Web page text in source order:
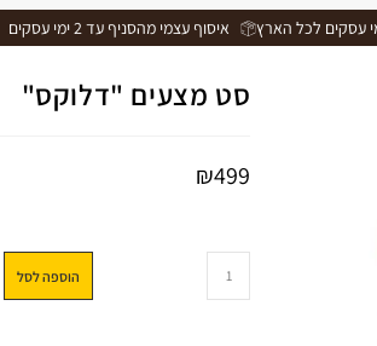
איסוף עצמי מהסניף עד 2 ימי עסקים
סט מצעים "דלוקס"
₪499
הוספה לסל